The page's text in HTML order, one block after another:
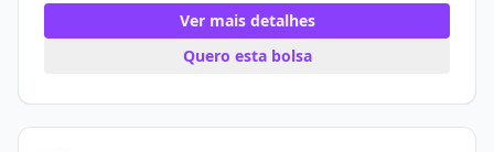
Ver mais detalhes
Quero esta bolsa